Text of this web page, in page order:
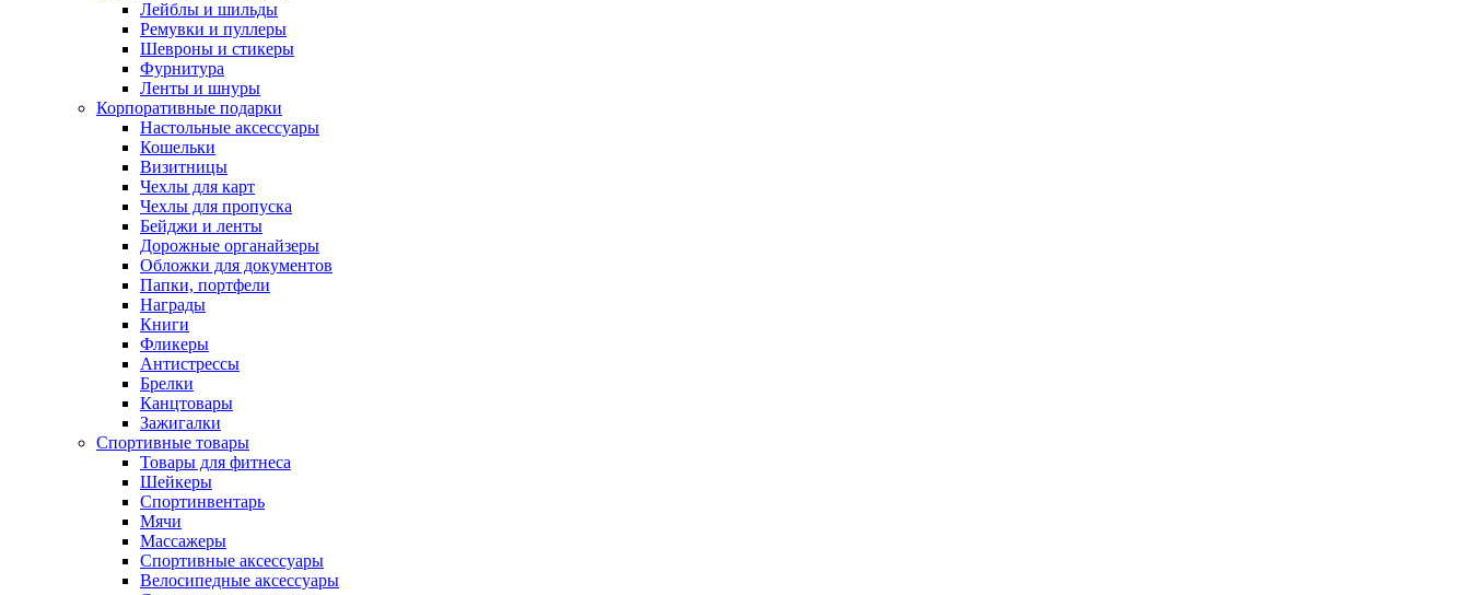
Лейблы и шильды
Ремувки и пуллеры
Шевроны и стикеры
Фурнитура
Ленты и шнуры
Корпоративные подарки
Настольные аксессуары
Кошельки
Визитницы
Чехлы для карт
Чехлы для пропуска
Бейджи и ленты
Дорожные органайзеры
Обложки для документов
Папки, портфели
Награды
Книги
Фликеры
Антистрессы
Брелки
Канцтовары
Зажигалки
Спортивные товары
Товары для фитнеса
Шейкеры
Спортинвентарь
Мячи
Массажеры
Спортивные аксессуары
Велосипедные аксессуары